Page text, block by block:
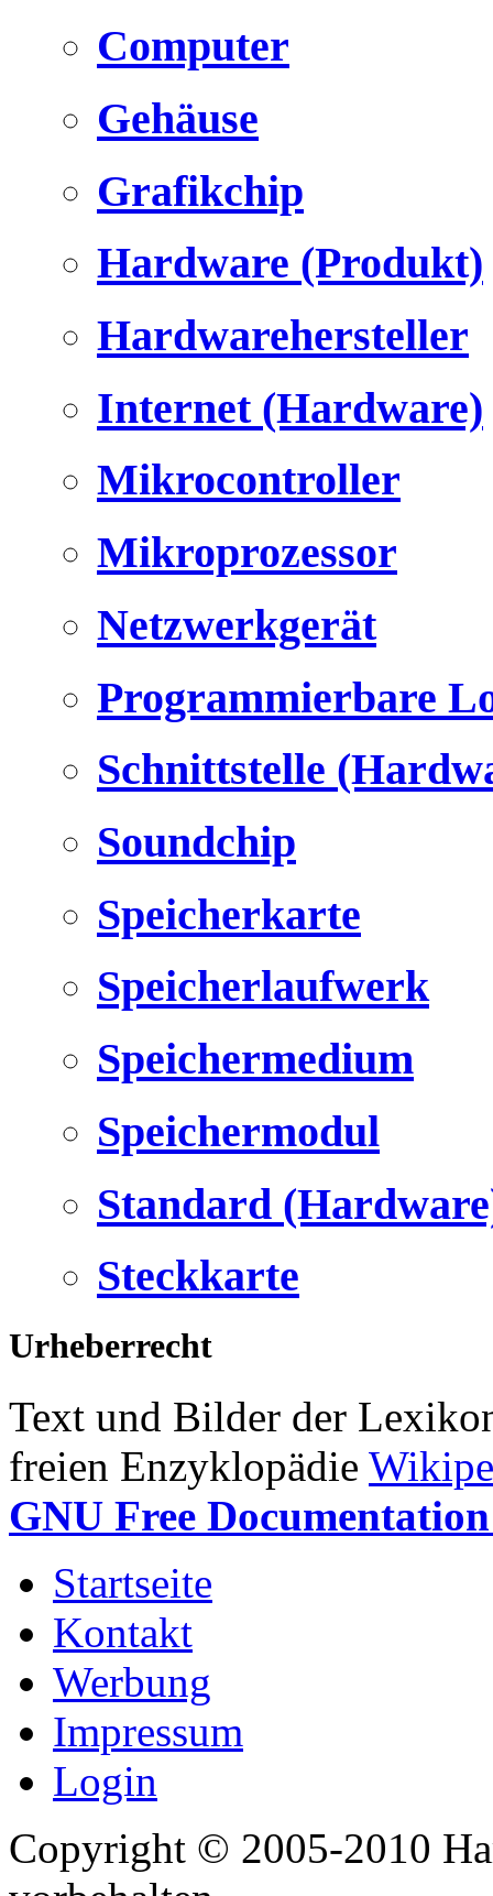
Computer
Gehäuse
Grafikchip
Hardware (Produkt)
Hardwarehersteller
Internet (Hardware)
Mikrocontroller
Mikroprozessor
Netzwerkgerät
Programmierbare
Schnittstelle
Soundchip
Speicherkarte
Speicherlaufwerk
Speichermedium
Speichermodul
Standard
Steckkarte
Urheberrecht
Text und Bilder der
freien Enzyklopädie
GNU Free
Startseite
Kontakt
Werbung
Impressum
Login
Copyright © 2005-2010